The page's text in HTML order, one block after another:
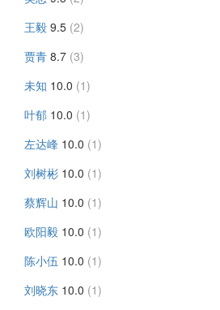
王毅 9.5 (2)
贾青 8.7 (3)
未知 10.0 (1)
叶郁 10.0 (1)
左达峰 10.0 (1)
刘树彬 10.0 (1)
蔡辉山 10.0 (1)
欧阳毅 10.0 (1)
陈小伍 10.0 (1)
刘晓东 10.0 (1)